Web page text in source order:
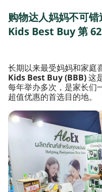
购物达人妈妈不可
Kids Best Buy 第
长期以来最受妈妈和家庭
Kids Best Buy (BBB)这
每年举办多次，是家长们
超值优惠的首选目的地。